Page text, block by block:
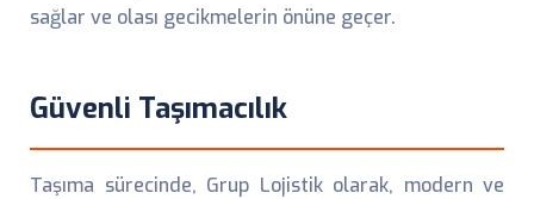
sağlar ve olası gecikmelerin önüne geçer.
Güvenli Taşımacılık
Taşıma sürecinde, Grup Lojistik olarak, modern ve